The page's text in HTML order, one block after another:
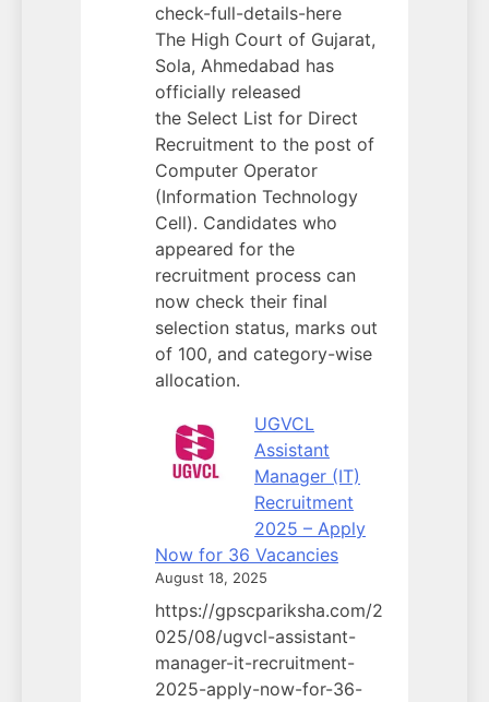
check-full-details-here
The High Court of Gujarat,
Sola, Ahmedabad has
officially released
the Select List for Direct
Recruitment to the post of
Computer Operator
(Information Technology
Cell). Candidates who
appeared for the
recruitment process can
now check their final
selection status, marks out
of 100, and category-wise
allocation.
UGVCL
Assistant
Manager (IT)
Recruitment
2025 – Apply
Now for 36 Vacancies
August 18, 2025
https://gpscpariksha.com/2
025/08/ugvcl-assistant-
manager-it-recruitment-
2025-apply-now-for-36-